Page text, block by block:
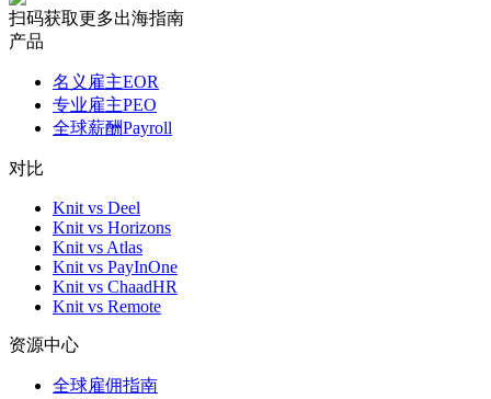
扫码获取更多出海指南
产品
名义雇主EOR
专业雇主PEO
全球薪酬Payroll
对比
Knit vs Deel
Knit vs Horizons
Knit vs Atlas
Knit vs PayInOne
Knit vs ChaadHR
Knit vs Remote
资源中心
全球雇佣指南